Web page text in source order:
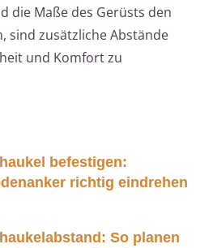
die Maße des Gerüsts den
sind zusätzliche Abstände
und Komfort zu
befestigen:
richtig eindrehen
So planen